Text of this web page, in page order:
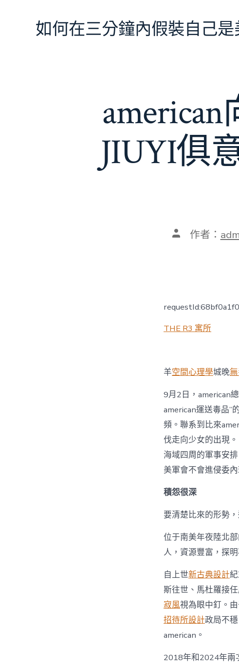
如何在三分鐘內假裝自己是
JIUYI俱
文 作者：
THE R3 寓所
羊空間心理學城晚
9月2日，american
american運送毒品”
頻。聯系到比來
伐走向少女的出現
海域四周的軍事安
美軍會不會進侵委
積怨很深
要清楚比來的形勢
位于南美年夜陸北
人，資源豐富，探
自上世新古典設計
斯往世、馬杜羅接
寂風視為眼中釘。
招待所設計政局不
american。
2018年和2024年兩